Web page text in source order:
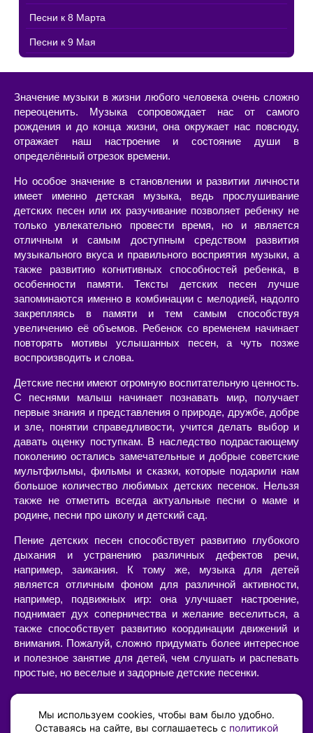
Песни к 8 Марта
Песни к 9 Мая
Значение музыки в жизни любого человека очень сложно
переоценить. Музыка сопровождает нас от самого
рождения и до конца жизни, она окружает нас повсюду,
отражает наш настроение и состояние души в
определённый отрезок времени.
Но особое значение в становлении и развитии личности
имеет именно детская музыка, ведь прослушивание
детских песен или их разучивание позволяет ребенку не
только увлекательно провести время, но и является
отличным и самым доступным средством развития
музыкального вкуса и правильного восприятия музыки, а
также развитию когнитивных способностей ребенка, в
особенности памяти. Тексты детских песен лучше
запоминаются именно в комбинации с мелодией, надолго
закрепляясь в памяти и тем самым способствуя
увеличению её объемов. Ребенок со временем начинает
повторять мотивы услышанных песен, а чуть позже
воспроизводить и слова.
Детские песни имеют огромную воспитательную ценность.
С песнями малыш начинает познавать мир, получает
первые знания и представления о природе, дружбе, добре
и зле, понятии справедливости, учится делать выбор и
давать оценку поступкам. В наследство подрастающему
поколению остались замечательные и добрые советские
мультфильмы, фильмы и сказки, которые подарили нам
большое количество любимых детских песенок. Нельзя
также не отметить всегда актуальные песни о маме и
родине, песни про школу и детский сад.
Пение детских песен способствует развитию глубокого
дыхания и устранению различных дефектов речи,
например, заикания. К тому же, музыка для детей
является отличным фоном для различной активности,
например, подвижных игр: она улучшает настроение,
поднимает дух соперничества и желание веселиться, а
также способствует развитию координации движений и
внимания. Пожалуй, сложно придумать более интересное
и полезное занятие для детей, чем слушать и распевать
простые, но веселые и задорные детские песенки.
Слушать или скачать детские песни с текстами и
минусами, современные или старые, в хорошем качестве
можно на нашем сайте. Большой выбор песен для детей
Мы используем cookies, чтобы вам было удобно.
Оставаясь на сайте, вы соглашаетесь с политикой